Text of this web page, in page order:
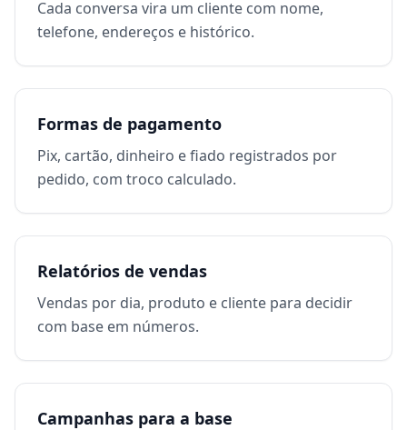
Cada conversa vira um cliente com nome,
telefone, endereços e histórico.
Formas de pagamento
Pix, cartão, dinheiro e fiado registrados por
pedido, com troco calculado.
Relatórios de vendas
Vendas por dia, produto e cliente para decidir
com base em números.
Campanhas para a base